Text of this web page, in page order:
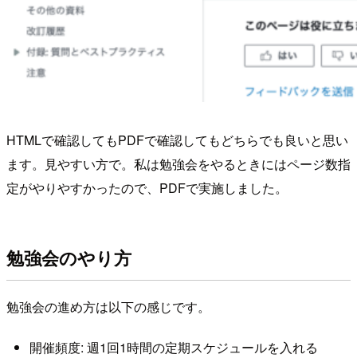
HTMLで確認してもPDFで確認してもどちらでも良いと思い
ます。見やすい方で。私は勉強会をやるときにはページ数指
定がやりやすかったので、PDFで実施しました。
勉強会のやり方
勉強会の進め方は以下の感じです。
開催頻度: 週1回1時間の定期スケジュールを入れる